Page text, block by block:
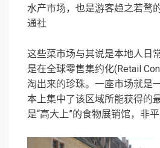
水产市场，也是游客趋之若鹜
通社
这些菜市场与其说是本地人日
是在全球零售集约化(Retail
淘出来的珍珠。一座市场就是
本上集中了该区域所能获得的
是“高大上”的食物展销馆，非